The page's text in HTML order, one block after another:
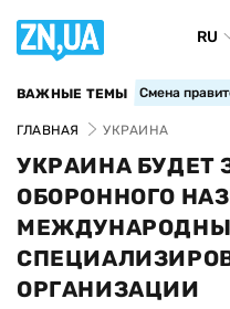
RU
ВАЖНЫЕ ТЕМЫ Смена
ГЛАВНАЯ УКРАИНА
УКРАИНА БУДЕТ
ОБОРОННОГО
ОРГАНИЗАЦИИ